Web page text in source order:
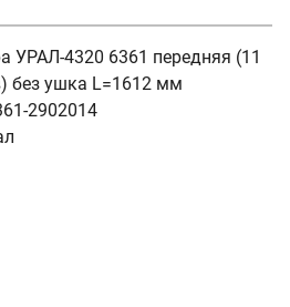
УРАЛ-4320 6361 передняя (11
без ушка L=1612 мм
2902014